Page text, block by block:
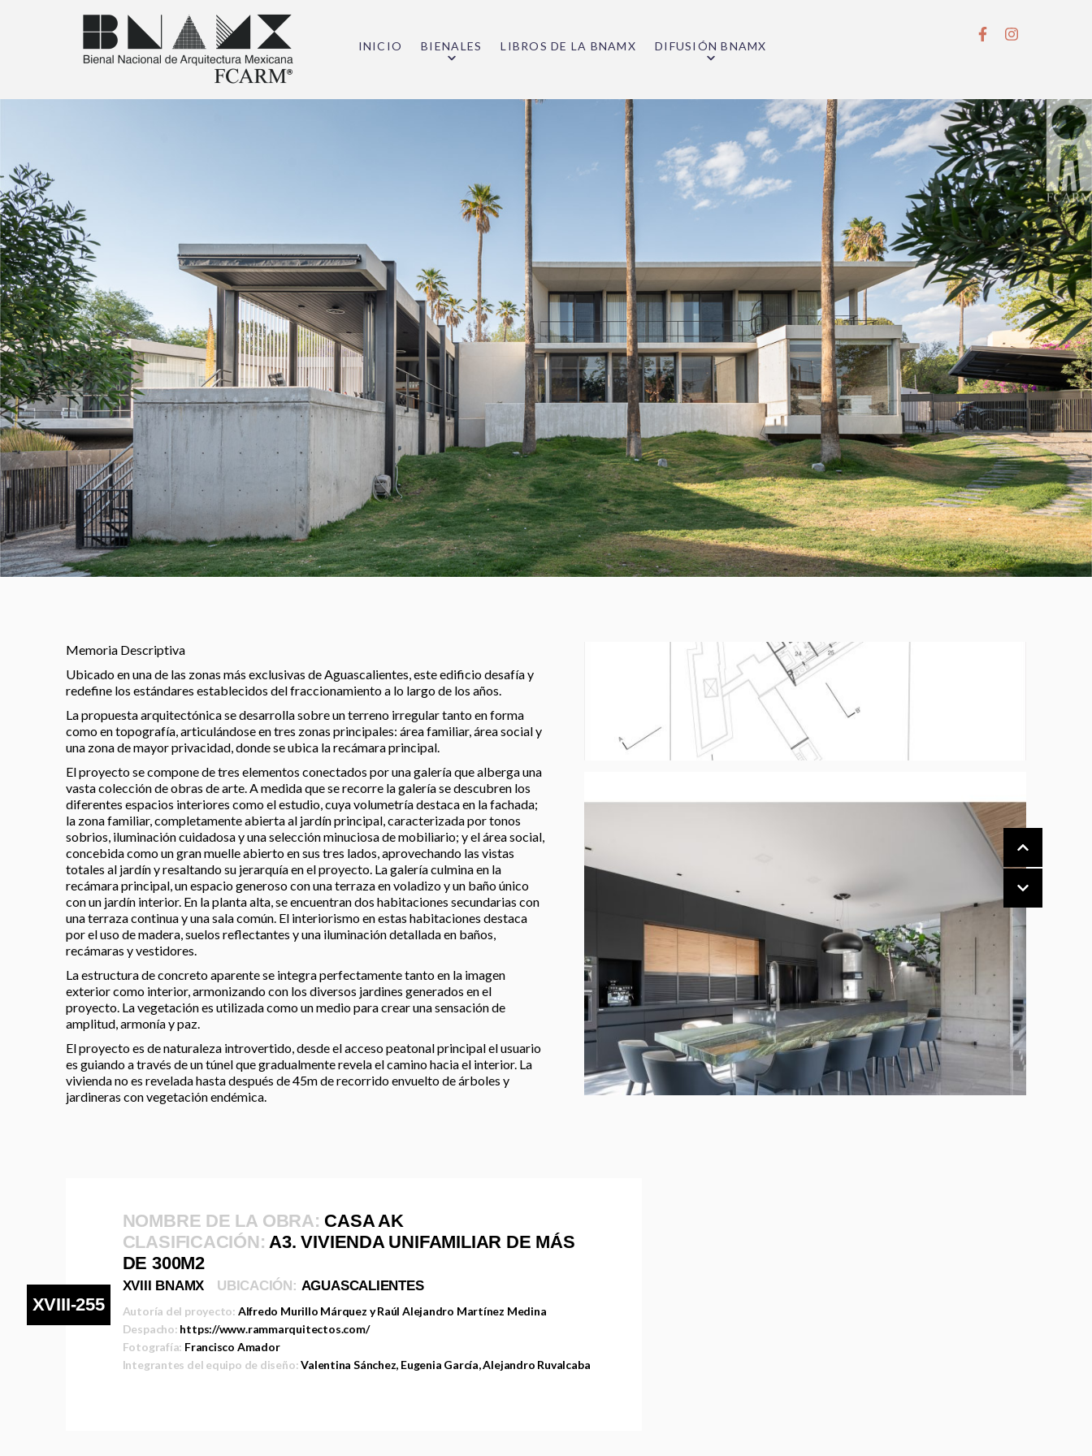
INICIO BIENALES LIBROS DE LA BNAMX DIFUSIÓN BNAMX
Memoria Descriptiva
Ubicado en una de las zonas más exclusivas de Aguascalientes, este edificio desafía y
redefine los estándares establecidos del fraccionamiento a lo largo de los años.
La propuesta arquitectónica se desarrolla sobre un terreno irregular tanto en forma
como en topografía, articulándose en tres zonas principales: área familiar, área social y
una zona de mayor privacidad, donde se ubica la recámara principal.
El proyecto se compone de tres elementos conectados por una galería que alberga una
vasta colección de obras de arte. A medida que se recorre la galería se descubren los
diferentes espacios interiores como el estudio, cuya volumetría destaca en la fachada;
la zona familiar, completamente abierta al jardín principal, caracterizada por tonos
sobrios, iluminación cuidadosa y una selección minuciosa de mobiliario; y el área social,
concebida como un gran muelle abierto en sus tres lados, aprovechando las vistas
totales al jardín y resaltando su jerarquía en el proyecto. La galería culmina en la
recámara principal, un espacio generoso con una terraza en voladizo y un baño único
con un jardín interior. En la planta alta, se encuentran dos habitaciones secundarias con
una terraza continua y una sala común. El interiorismo en estas habitaciones destaca
por el uso de madera, suelos reflectantes y una iluminación detallada en baños,
recámaras y vestidores.
La estructura de concreto aparente se integra perfectamente tanto en la imagen
exterior como interior, armonizando con los diversos jardines generados en el
proyecto. La vegetación es utilizada como un medio para crear una sensación de
amplitud, armonía y paz.
El proyecto es de naturaleza introvertido, desde el acceso peatonal principal el usuario
es guiando a través de un túnel que gradualmente revela el camino hacia el interior. La
vivienda no es revelada hasta después de 45m de recorrido envuelto de árboles y
jardineras con vegetación endémica.
XVIII-255
NOMBRE DE LA OBRA: CASA AK
CLASIFICACIÓN:A3. VIVIENDA UNIFAMILIAR DE MÁS
DE 300M2
XVIII BNAMX UBICACIÓN: AGUASCALIENTES
Autoría del proyecto: Alfredo Murillo Márquez y Raúl Alejandro Martínez Medina
Despacho: https://www.rammarquitectos.com/
Fotografía: Francisco Amador
Integrantes del equipo de diseño:Valentina Sánchez, Eugenia García, Alejandro Ruvalcaba